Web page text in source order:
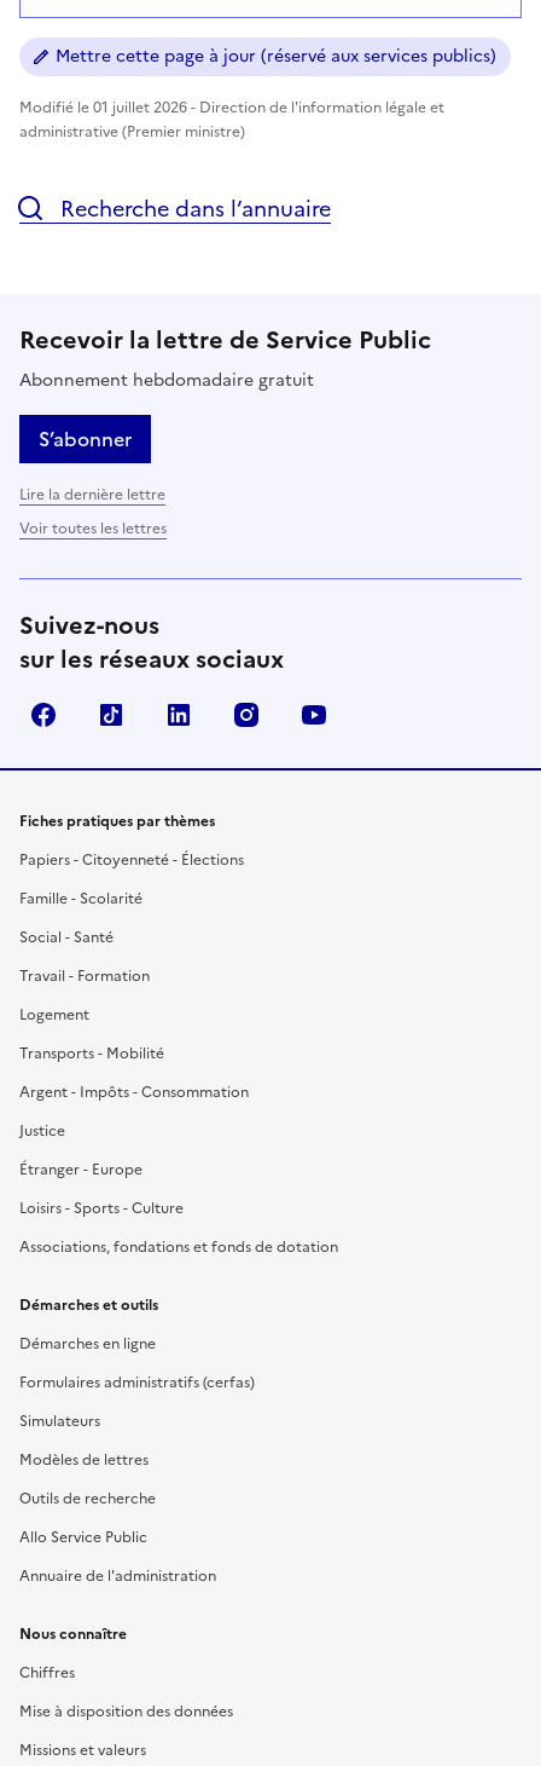
Mettre cette page à jour (réservé aux services publics)
Modifié le 01 juillet 2026 - Direction de l'information légale et
administrative (Premier ministre)
Recherche dans l’annuaire
Recevoir la lettre de Service Public
Abonnement hebdomadaire gratuit
S’abonner
Lire la dernière lettre
Voir toutes les lettres
Suivez-nous
sur les réseaux sociaux
FacebookTikTok LinkedIn Instagram
Fiches pratiques par thèmes
Papiers - Citoyenneté - Élections
Famille - Scolarité
Social - Santé
Travail - Formation
Logement
Transports - Mobilité
Argent - Impôts - Consommation
Justice
Étranger - Europe
Loisirs - Sports - Culture
Associations, fondations et fonds de dotation
Démarches et outils
Démarches en ligne
Formulaires administratifs (cerfas)
Simulateurs
Modèles de lettres
Outils de recherche
Allo Service Public
Annuaire de l'administration
Nous connaître
Chiffres
Mise à disposition des données
Missions et valeurs